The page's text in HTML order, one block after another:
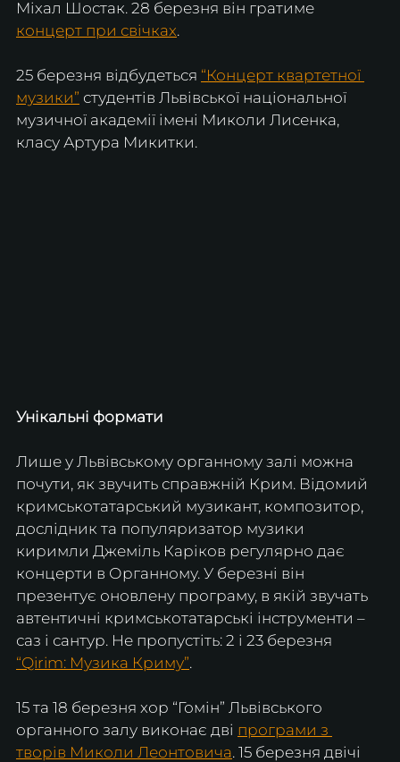
Міхал Шостак. 28 березня він гратиме
концерт при свічках.
25 березня відбудеться “Концерт квартетної
музики” студентів Львівської національної
музичної академії імені Миколи Лисенка,
класу Артура Микитки.
Унікальні формати
Лише у Львівському органному залі можна
почути, як звучить справжній Крим. Відомий
кримськотатарський музикант, композитор,
дослідник та популяризатор музики
киримли Джеміль Каріков регулярно дає
концерти в Органному. У березні він
презентує оновлену програму, в якій звучать
автентичні кримськотатарські інструменти –
саз і сантур. Не пропустіть: 2 і 23 березня
“Qirim: Музика Криму”.
15 та 18 березня хор “Гомін” Львівського
органного залу виконає дві програми з
творів Миколи Леонтовича. 15 березня двічі